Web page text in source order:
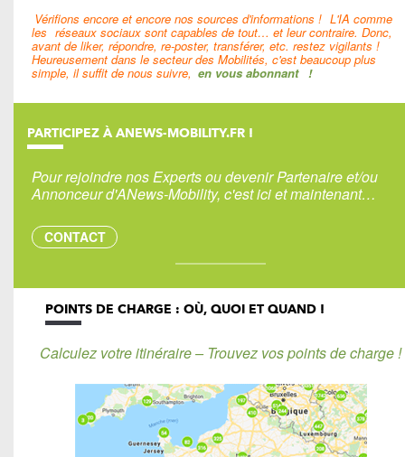
Vérifions encore et encore nos sources d'informations ! L'IA comme
les réseaux sociaux sont capables de tout… et leur contraire. Donc,
avant de liker, répondre, re-poster, transférer, etc. restez vigilants !
Heureusement dans le secteur des Mobilités, c'est beaucoup plus
simple, il suffit de nous suivre, en vous abonnant !
PARTICIPEZ À ANEWS-MOBILITY.FR !
Pour rejoindre nos Experts ou devenir Partenaire et/ou
Annonceur d'ANews-Mobility, c'est ici et maintenant…
CONTACT
POINTS DE CHARGE : OÙ, QUOI ET QUAND !
Calculez votre itinéraire – Trouvez vos points de charge !